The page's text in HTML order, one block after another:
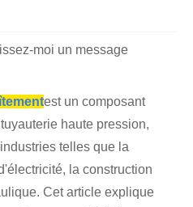
moi un message
est un composant
haute pression,
telles que la
la construction
Cet article explique